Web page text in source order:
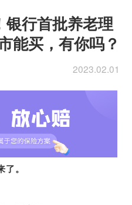
行首批养老理
能买，有你吗？
2023.02.01
。